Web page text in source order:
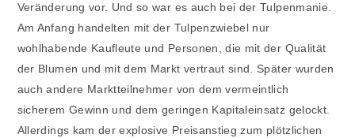
Veränderung vor. Und so war es auch bei der Tulpenmanie.
Am Anfang handelten mit der Tulpenzwiebel nur
wohlhabende Kaufleute und Personen, die mit der Qualität
der Blumen und mit dem Markt vertraut sind. Später wurden
auch andere Marktteilnehmer von dem vermeintlich
sicherem Gewinn und dem geringen Kapitaleinsatz gelockt.
Allerdings kam der explosive Preisanstieg zum plötzlichen